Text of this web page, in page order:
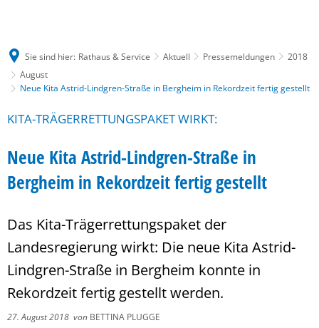
Sie sind hier: Rathaus & Service Aktuell Pressemeldungen
2018
August
Neue Kita Astrid-Lindgren-Straße in Bergheim in Rekordzeit fertig gestellt
KITA-TRÄGERRETTUNGSPAKET WIRKT:
Neue Kita Astrid-Lindgren-Straße in
Bergheim in Rekordzeit fertig gestellt
Das Kita-Trägerrettungspaket der
Landesregierung wirkt: Die neue Kita Astrid-
Lindgren-Straße in Bergheim konnte in
Rekordzeit fertig gestellt werden.
27. August 2018 von BETTINA PLUGGE